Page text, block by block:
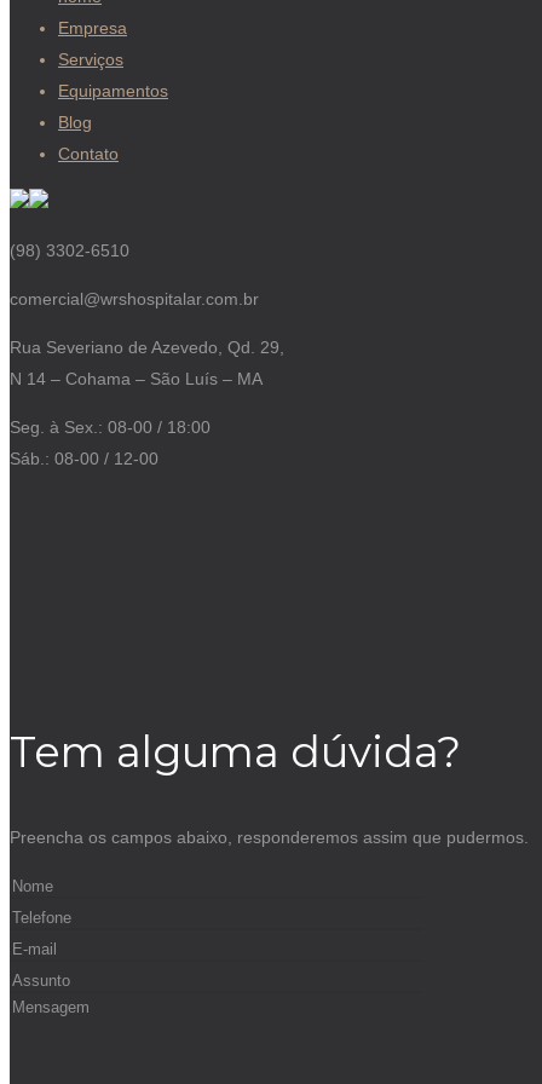
Empresa
Serviços
Equipamentos
Blog
Contato
(98) 3302-6510
comercial@wrshospitalar.com.br
Rua Severiano de Azevedo, Qd. 29,
N 14 – Cohama – São Luís – MA
Seg. à Sex.: 08-00 / 18:00
Sáb.: 08-00 / 12-00
Tem alguma dúvida?
Preencha os campos abaixo, responderemos assim que pudermos.